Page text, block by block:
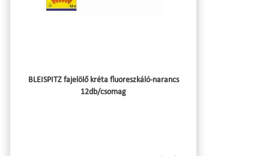
BLEISPITZ fajelölő kréta fluoreszkáló-narancs
12db/csomag